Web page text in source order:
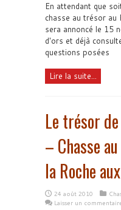
En attendant que
chasse au trésor au
sera annoncé le 15
d'ors et déjà
questions posées
Lire la suite...
Le trésor
– Chasse
la Roche
24 août 2010
Laisser un